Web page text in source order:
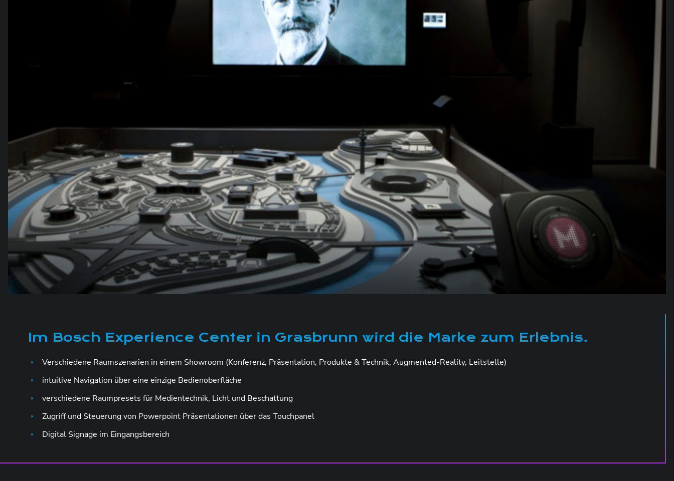
Im Bosch Experience Center in Grasbrunn wird die Marke zum Erlebnis.
Verschiedene Raumszenarien in einem Showroom (Konferenz, Präsentation, Produkte & Technik, Augmented-Reality, Leitstelle)
intuitive Navigation über eine einzige Bedienoberfläche
verschiedene Raumpresets für Medientechnik, Licht und Beschattung
Zugriff und Steuerung von Powerpoint Präsentationen über das Touchpanel
Digital Signage im Eingangsbereich